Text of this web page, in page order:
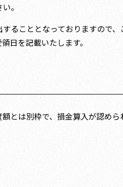
。
ることとなっておりますので
日を記載いたします。
とは別枠で、損金算入が認めら